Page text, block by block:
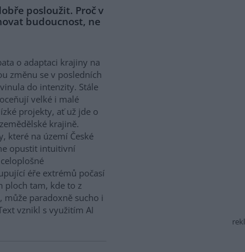
posloužit. Proč v
budoucnost, ne
o adaptaci krajiny na
změnu se v posledních
do intenzity. Stále
velké i malé
projekty, ať už jde o
krajině.
které na území České
opustit intuitivní
éře extrémů počasí
ploch tam, kde to z
může paradoxně sucho i
vznikl s využitím AI